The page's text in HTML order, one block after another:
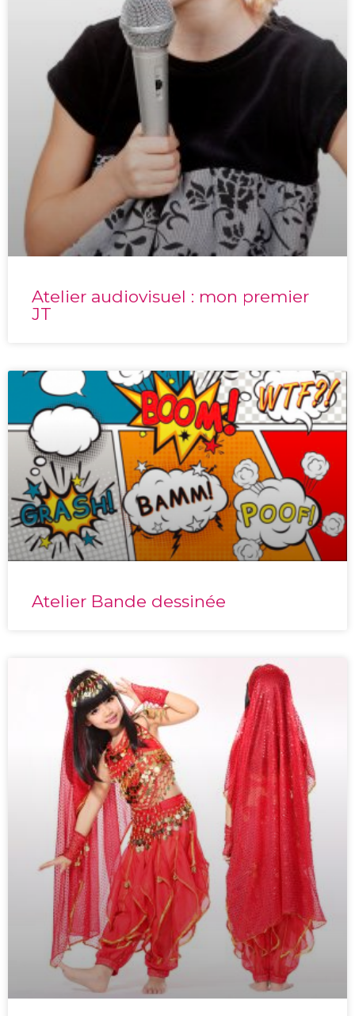
Atelier audiovisuel : mon premier
JT
Atelier Bande dessinée